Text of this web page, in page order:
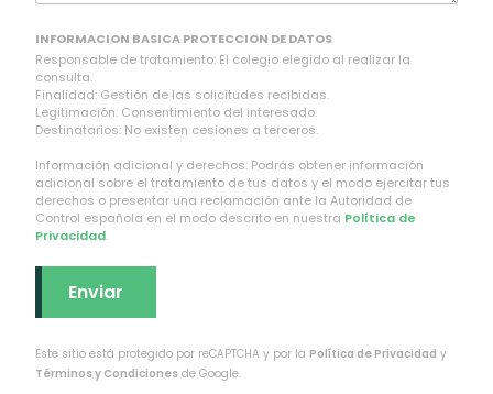
INFORMACION BASICA PROTECCION DE DATOS
Responsable de tratamiento: El colegio elegido al realizar la
consulta.
Finalidad: Gestión de las solicitudes recibidas.
Legitimación: Consentimiento del interesado.
Destinatarios: No existen cesiones a terceros.
Información adicional y derechos: Podrás obtener información
adicional sobre el tratamiento de tus datos y el modo ejercitar tus
derechos o presentar una reclamación ante la Autoridad de
Control española en el modo descrito en nuestra Política de
Privacidad.
Este sitio está protegido por reCAPTCHA y por la Política de Privacidad y
Términos y Condiciones de Google.